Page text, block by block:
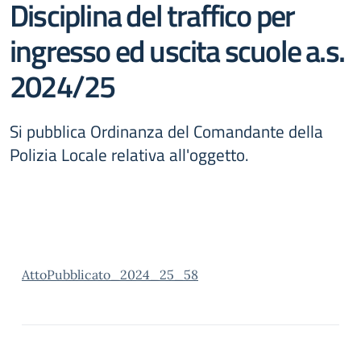
Disciplina del traffico per
ingresso ed uscita scuole a.s.
2024/25
Si pubblica Ordinanza del Comandante della
Polizia Locale relativa all'oggetto.
AttoPubblicato_2024_25_58